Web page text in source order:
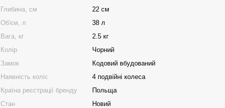
Глибина, см
22 см
Об'єм, л
38 л
Вага, кг
2.5 кг
Колір
Чорний
Замок
Кодовий вбудований
Наявність коліс
4 подвійні колеса
Країна реєстрації бренду
Польща
Стан
Новий